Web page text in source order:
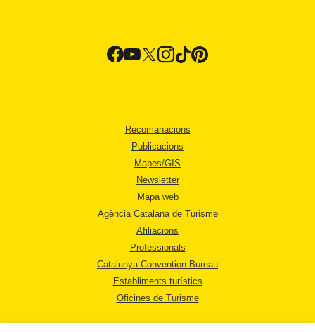
Recomanacions
Publicacions
Mapes/GIS
Newsletter
Mapa web
Agència Catalana de Turisme
Afiliacions
Professionals
Catalunya Convention Bureau
Establiments turístics
Oficines de Turisme